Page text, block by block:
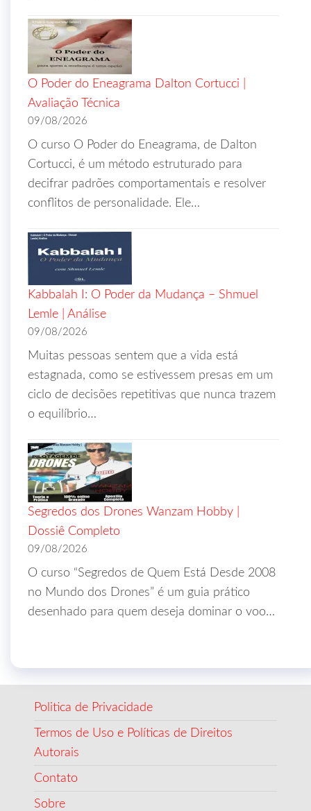
O Poder do Eneagrama Dalton Cortucci |
Avaliação Técnica
09/08/2026
O curso O Poder do Eneagrama, de Dalton
Cortucci, é um método estruturado para
decifrar padrões comportamentais e resolver
conflitos de personalidade. Ele…
Kabbalah I: O Poder da Mudança – Shmuel
Lemle | Análise
09/08/2026
Muitas pessoas sentem que a vida está
estagnada, como se estivessem presas em um
ciclo de decisões repetitivas que nunca trazem
o equilíbrio…
Segredos dos Drones Wanzam Hobby |
Dossiê Completo
09/08/2026
O curso “Segredos de Quem Está Desde 2008
no Mundo dos Drones” é um guia prático
desenhado para quem deseja dominar o voo…
Politica de Privacidade
Termos de Uso e Políticas de Direitos
Autorais
Contato
Sobre